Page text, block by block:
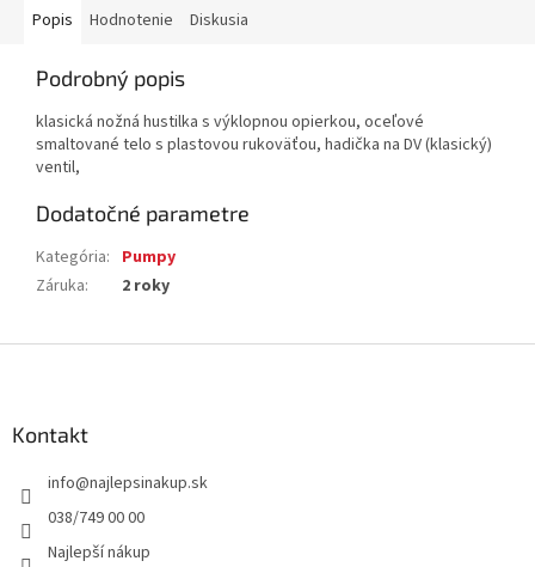
Popis Hodnotenie Diskusia
Podrobný popis
klasická nožná hustilka s výklopnou opierkou, oceľové
smaltované telo s plastovou rukoväťou, hadička na DV (klasický)
ventil,
Dodatočné parametre
Kategória: Pumpy
Záruka: 2 roky
Kontakt
info@najlepsinakup.sk
038/749 00 00
Najlepší nákup